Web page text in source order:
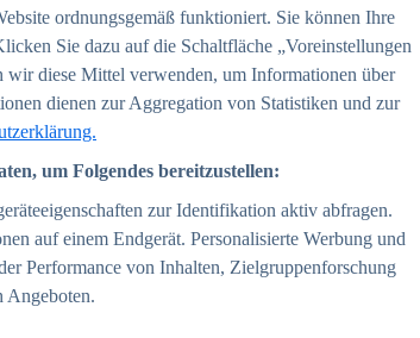
ordnungsgemäß funktioniert. Sie können Ihre
Sie dazu auf die Schaltfläche „Voreinstellungen
diese Mittel verwenden, um Informationen über
dienen zur Aggregation von Statistiken und zur
um Folgendes bereitzustellen:
zur Identifikation aktiv abfragen.
auf einem Endgerät. Personalisierte Werbung und
Performance von Inhalten, Zielgruppenforschung
Angeboten.